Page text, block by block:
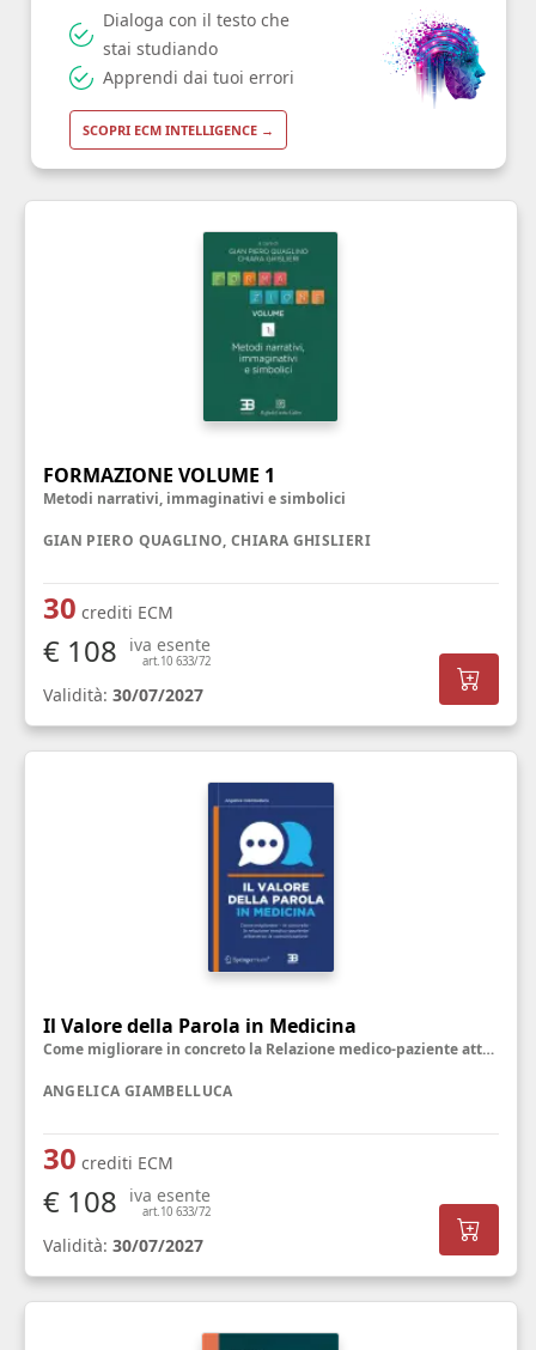
FORMAZIONE VOLUME 1
Metodi narrativi, immaginativi e simbolici
GIAN PIERO QUAGLINO, CHIARA GHISLIERI
30 crediti ECM
€ 108 iva esente
art.10 633/72
Validità: 30/07/2027
Il Valore della Parola in Medicina
Come migliorare in concreto la Relazione medico-paziente attraverso la Comunicazione
ANGELICA GIAMBELLUCA
30 crediti ECM
€ 108 iva esente
art.10 633/72
Validità: 30/07/2027
Dialoga con il testo che
stai studiando
Apprendi dai tuoi errori
SCOPRI ECM INTELLIGENCE →